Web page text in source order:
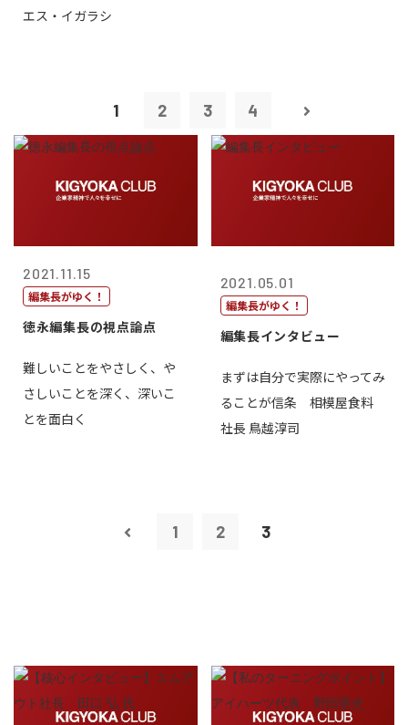
エス・イガラシ
1 2 3 4
2021.11.15
編集長がゆく！
徳永編集長の視点論点
難しいことをやさしく、や
さしいことを深く、深いこ
とを面白く
2021.05.01
編集長がゆく！
編集長インタビュー
まずは自分で実際にやってみ
ることが信条 相模屋食料
社長 鳥越淳司
1 2 3